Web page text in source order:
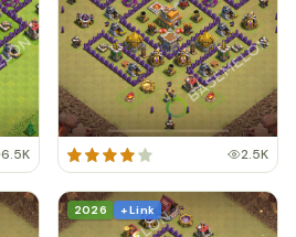
6.5K 2.5K
2026 + Link